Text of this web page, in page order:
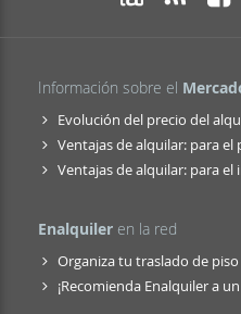
Información sobre el
Evolución del precio del
Ventajas de alquilar: para el
Ventajas de alquilar: para el
Enalquiler en la red
Organiza tu traslado de piso
¡Recomienda Enalquiler a